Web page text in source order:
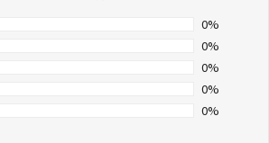
0%
0%
0%
0%
0%